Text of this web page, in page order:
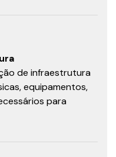
de infraestrutura
equipamentos,
para